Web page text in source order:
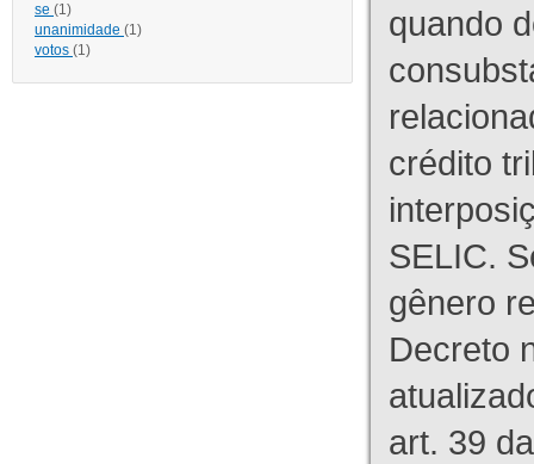
se (1)
unanimidade (1)
votos (1)
quando
crédito
SELIC.
gênero
Decreto
art. 39